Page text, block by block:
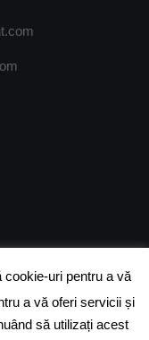
rights reserved.
DESPRE COOKIES
cookie-uri pentru a vă
a vă oferi servicii și
să utilizați acest